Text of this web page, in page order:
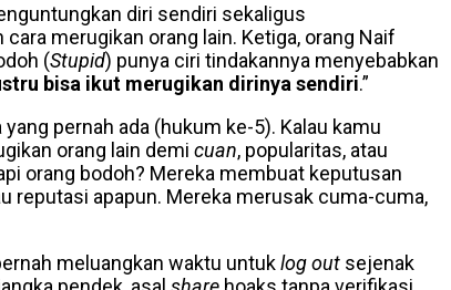
diri sendiri sekaligus
merugikan orang lain. Ketiga, orang Naif
(Stupid) punya ciri tindakannya menyebabkan
bisa ikut merugikan dirinya sendiri.”
pernah ada (hukum ke-5). Kalau kamu
orang lain demi cuan, popularitas, atau
orang bodoh? Mereka membuat keputusan
reputasi apapun. Mereka merusak cuma-cuma,
meluangkan waktu untuklog out sejenak